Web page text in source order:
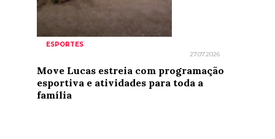
ESPORTES
27.07.2026
Move Lucas estreia com programação
esportiva e atividades para toda a
família